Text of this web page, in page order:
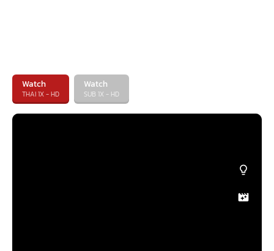
Watch
THAI 1X - HD
Watch
SUB 1X - HD